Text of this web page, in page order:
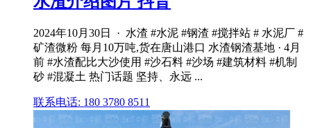
2024年10月30日 · 水渣 #水泥 #钢渣 #搅拌站 # 水泥厂 #
矿渣微粉 每月10万吨,货在唐山港口 水渣钢渣基地 · 4月
前 #水渣配比大沙使用 #沙石料 #沙场 #建筑材料 #机制
砂 #混凝土 热门话题 坚持、永远 ...
联系电话: 180 3780 8511